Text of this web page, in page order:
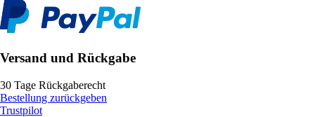
Versand und Rückgabe
30 Tage Rückgaberecht
Bestellung zurückgeben
Trustpilot